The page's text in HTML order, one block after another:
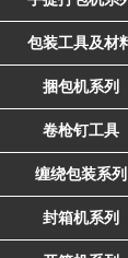
包装工具及材
捆包机系列
卷枪钉工具
缠绕包装系列
封箱机系列